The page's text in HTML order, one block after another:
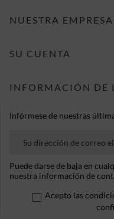
NUESTRA EMPRESA
SU CUENTA
INFORMACIÓN DE
Infórmese de nuestras
Puede darse de baja en
nuestra información de
Acepto las